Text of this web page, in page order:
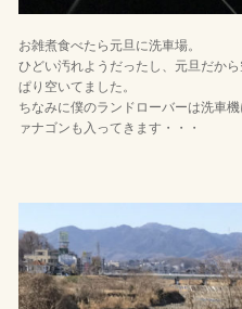
お雑煮食べたら元旦に洗車場。
ひどい汚れようだったし、元旦だか
ぱり空いてました。
ちなみに僕のランドローバーは洗車
ァナゴンも入ってきます・・・